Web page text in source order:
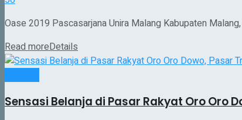
Oase 2019 Pascasarjana Unira Malang Kabupaten
Read moreDetails
Sensasi Belanja di Pasar Rakyat Oro Oro